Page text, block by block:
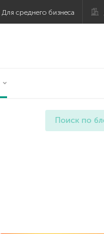
Для среднего бизнеса